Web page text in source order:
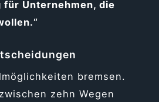
Unternehmen, die
bremsen.
zehn Wegen